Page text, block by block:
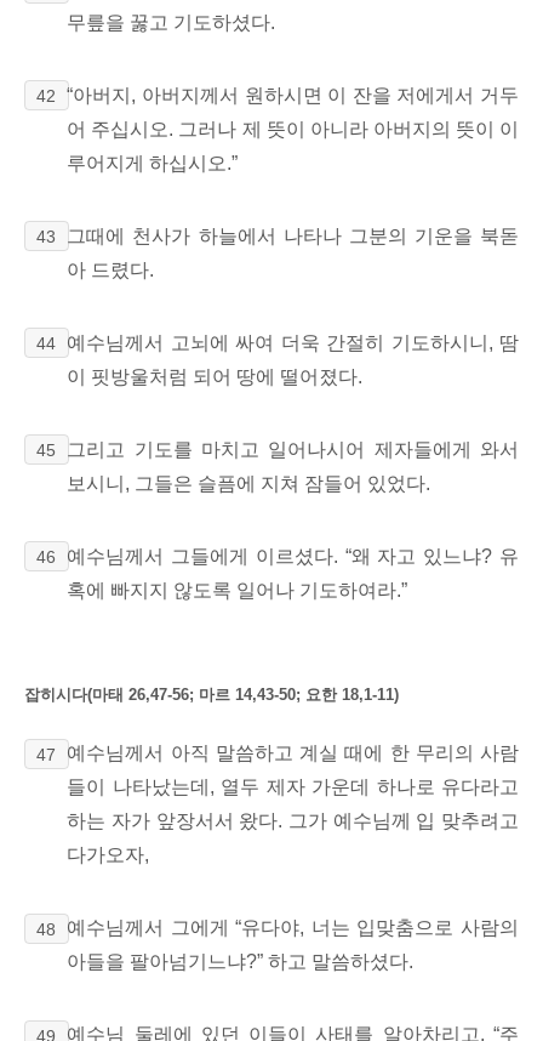
무릎을 꿇고 기도하셨다.
42 “아버지, 아버지께서 원하시면 이 잔을 저에게서 거두
어 주십시오. 그러나 제 뜻이 아니라 아버지의 뜻이 이
루어지게 하십시오.”
43
그때에 천사가 하늘에서 나타나 그분의 기운을 북돋
아 드렸다.
44
예수님께서 고뇌에 싸여 더욱 간절히 기도하시니, 땀
이 핏방울처럼 되어 땅에 떨어졌다.
45
그리고 기도를 마치고 일어나시어 제자들에게 와서
보시니, 그들은 슬픔에 지쳐 잠들어 있었다.
46
예수님께서 그들에게 이르셨다. “왜 자고 있느냐? 유
혹에 빠지지 않도록 일어나 기도하여라.”
잡히시다(마태 26,47-56; 마르 14,43-50; 요한 18,1-11)
47
예수님께서 아직 말씀하고 계실 때에 한 무리의 사람
들이 나타났는데, 열두 제자 가운데 하나로 유다라고
하는 자가 앞장서서 왔다. 그가 예수님께 입 맞추려고
다가오자,
48
예수님께서 그에게 “유다야, 너는 입맞춤으로 사람의
아들을 팔아넘기느냐?” 하고 말씀하셨다.
49 예수님 둘레에 있던 이들이 사태를 알아차리고, “주